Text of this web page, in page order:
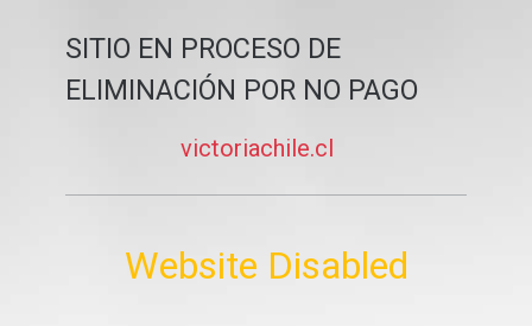
SITIO EN PROCESO DE
ELIMINACIÓN POR NO PAGO
victoriachile.cl
Website Disabled